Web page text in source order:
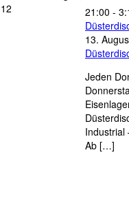
12
21:00 -
13.
Jeden
Industrial
Ab […]